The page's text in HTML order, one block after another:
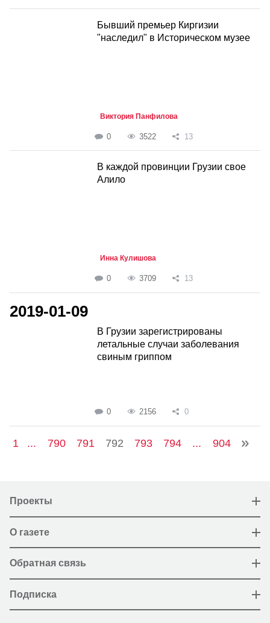
Бывший премьер Киргизии
"наследил" в Историческом музее
Виктория Панфилова
0 3522 13
В каждой провинции Грузии свое
Алило
Инна Кулишова
0 3709 13
2019-01-09
В Грузии зарегистрированы
летальные случаи заболевания
свиным гриппом
0 2156 0
1 ... 790 791 792 793 794 ... 904
Проекты
О газете
Обратная связь
Подписка